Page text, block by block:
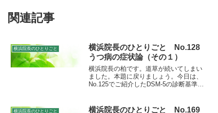
関連記事
横浜院長のひとりごと
横浜院長のひとりごと No.128
うつ病の症状論（その１）
横浜院長の柏です。道草が続いてしまい
ました。本題に戻りましょう。今日は、
No.125でご紹介したDSM-5の診断基準に
くことにしましょう。今日は１番と２番
横浜院長のひとりごと
横浜院長のひとりごと No.169